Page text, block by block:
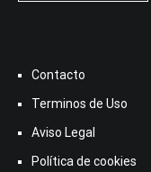
Contacto
Terminos de Uso
Aviso Legal
Política de cookies